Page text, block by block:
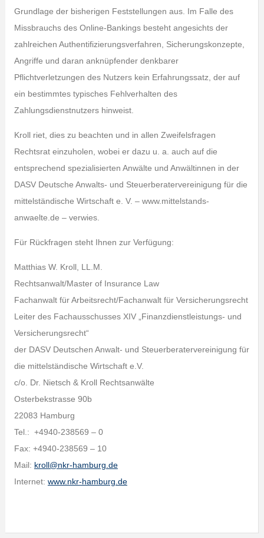
Grundlage der bisherigen Feststellungen aus. Im Falle des
Missbrauchs des Online-Bankings besteht angesichts der
zahlreichen Authentifizierungsverfahren, Sicherungskonzepte,
Angriffe und daran anknüpfender denkbarer
Pflichtverletzungen des Nutzers kein Erfahrungssatz, der auf
ein bestimmtes typisches Fehlverhalten des
Zahlungsdienstnutzers hinweist.
Kroll riet, dies zu beachten und in allen Zweifelsfragen
Rechtsrat einzuholen, wobei er dazu u. a. auch auf die
entsprechend spezialisierten Anwälte und Anwältinnen in der
DASV Deutsche Anwalts- und Steuerberatervereinigung für die
mittelständische Wirtschaft e. V. – www.mittelstands-
anwaelte.de – verwies.
Für Rückfragen steht Ihnen zur Verfügung:
Matthias W. Kroll, LL.M.
Rechtsanwalt/Master of Insurance Law
Fachanwalt für Arbeitsrecht/Fachanwalt für Versicherungsrecht
Leiter des Fachausschusses XIV „Finanzdienstleistungs- und
Versicherungsrecht“
der DASV Deutschen Anwalt- und Steuerberatervereinigung für
die mittelständische Wirtschaft e.V.
c/o. Dr. Nietsch & Kroll Rechtsanwälte
Osterbekstrasse 90b
22083 Hamburg
Tel.: +4940-238569 – 0
Fax: +4940-238569 – 10
Mail: kroll@nkr-hamburg.de
Internet: www.nkr-hamburg.de